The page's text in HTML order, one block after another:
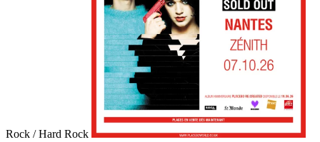
Rock / Hard Rock